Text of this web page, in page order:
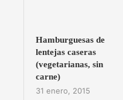
Hamburguesas de
lentejas caseras
(vegetarianas, sin
carne)
31 enero, 2015